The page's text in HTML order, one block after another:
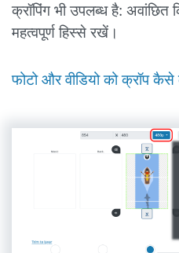
क्रॉपिंग भी उपलब्ध है: अवांछित
महत्वपूर्ण हिस्से रखें।
फोटो और वीडियो को क्रॉप